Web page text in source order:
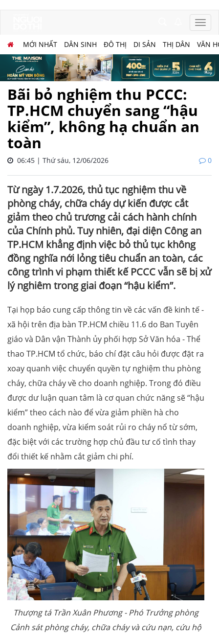
MỚI NHẤT DÂN SINH ĐÔ THỊ DI SẢN THỊ DÂN VĂN
Bãi bỏ nghiệm thu PCCC:
TP.HCM chuyển sang “hậu
kiểm”, không hạ chuẩn an
toàn
06:45 | Thứ sáu, 12/06/2026 0
Từ ngày 1.7.2026, thủ tục nghiệm thu về
phòng cháy, chữa cháy dự kiến được cắt
giảm theo chủ trương cải cách hành chính
của Chính phủ. Tuy nhiên, đại diện Công an
TP.HCM khẳng định việc bỏ thủ tục không
đồng nghĩa nới lỏng tiêu chuẩn an toàn, các
công trình vi phạm thiết kế PCCC vẫn sẽ bị xử
lý nghiêm trong giai đoạn “hậu kiểm”.
Tại họp báo cung cấp thông tin về các vấn đề kinh tế -
xã hội trên địa bàn TP.HCM chiều 11.6 do Ban Tuyên
giáo và Dân vận Thành ủy phối hợp Sở Văn hóa - Thể
thao TP.HCM tổ chức, báo chí đặt câu hỏi được đặt ra
xoay quanh việc chuyển quyền tự nghiệm thu phòng
cháy, chữa cháy về cho doanh nghiệp. Trong đó điều
được dư luận quan tâm là cơ quan chức năng sẽ “hậu
kiểm” theo cách nào để vừa giảm phiền hà cho
doanh nghiệp, vừa kiểm soát rủi ro cháy nổ từ sớm,
đặc biệt với các trường hợp chủ đầu tư cố tình thay
đổi thiết kế nhằm cắt giảm chi phí.
Thượng tá Trần Xuân Phương - Phó Trưởng phòng
Cảnh sát phòng cháy, chữa cháy và cứu nạn, cứu hộ